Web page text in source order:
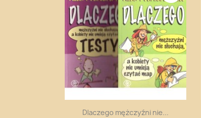
Szybki podgląd
Dlaczego mężczyźni nie...